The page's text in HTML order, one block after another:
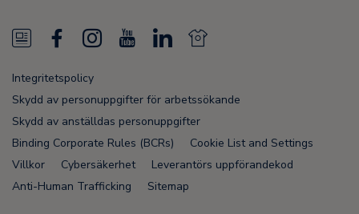
N
e
w
s
F
e
c
e
b
o
I
s
t
a
g
u
T
u
L
n
k
e
d
N
w
F
Integritetspolicy
Skydd av personuppgifter för arbetssökande
Skydd av anställdas personuppgifter
Binding Corporate Rules (BCRs)
Cookie List and Settings
Villkor
Cybersäkerhet
Leverantörs uppförandekod
Anti-Human Trafficking
Sitemap